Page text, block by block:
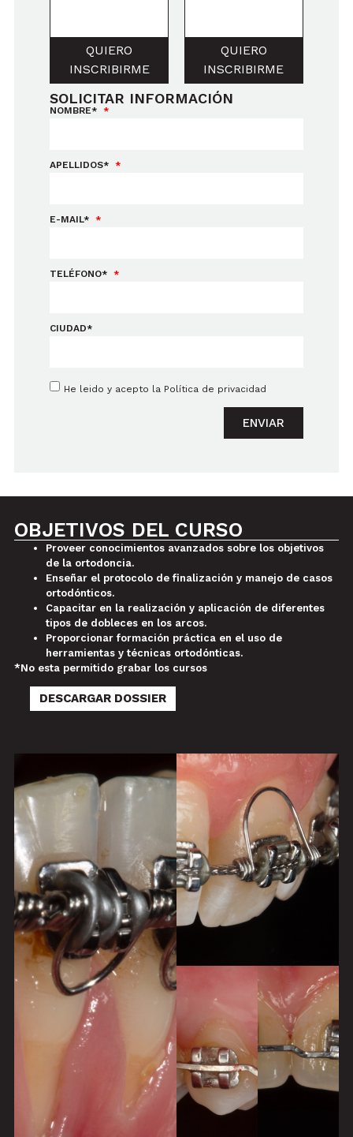
QUIERO
INSCRIBIRME
QUIERO
INSCRIBIRME
SOLICITAR INFORMACIÓN
NOMBRE*
APELLIDOS*
E-MAIL*
TELÉFONO*
CIUDAD*
He leido y acepto la Política de privacidad
ENVIAR
OBJETIVOS DEL CURSO
Proveer conocimientos avanzados sobre los objetivos
de la ortodoncia.
Enseñar el protocolo de finalización y manejo de casos
ortodónticos.
Capacitar en la realización y aplicación de diferentes
tipos de dobleces en los arcos.
Proporcionar formación práctica en el uso de
herramientas y técnicas ortodónticas.
*No esta permitido grabar los cursos
DESCARGAR DOSSIER